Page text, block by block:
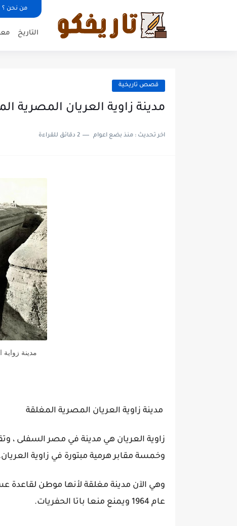
من نحن ؟
التاريخ
قصص تاريخية
مدينة زاوية العريان المصرية
اخر تحديث : منذ بضع اعوام 2 دقائق للقراءة
مدينة زواية
مدينة زاوية العريان المصرية المغلقة
زاوية العريان هي مدينة في مصر السفلى ،
وخمسة مقابر هرمية مبتورة في زاوية
وهي الآن مدينة مغلقة لأنها موطن لقاعدة
عام 1964 ويمنع منعا باتا الحفريات.